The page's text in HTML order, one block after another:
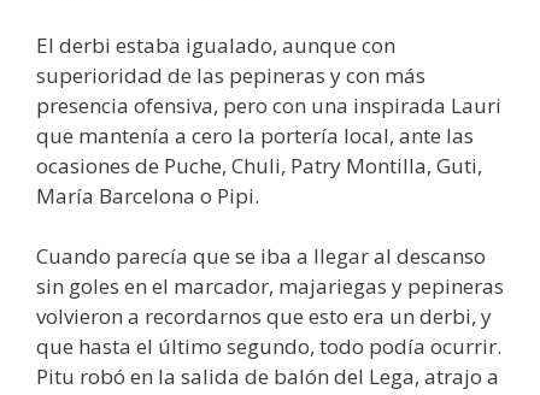
El derbi estaba igualado, aunque con
superioridad de las pepineras y con más
presencia ofensiva, pero con una inspirada Lauri
que mantenía a cero la portería local, ante las
ocasiones de Puche, Chuli, Patry Montilla, Guti,
María Barcelona o Pipi.
Cuando parecía que se iba a llegar al descanso
sin goles en el marcador, majariegas y pepineras
volvieron a recordarnos que esto era un derbi, y
que hasta el último segundo, todo podía ocurrir.
Pitu robó en la salida de balón del Lega, atrajo a